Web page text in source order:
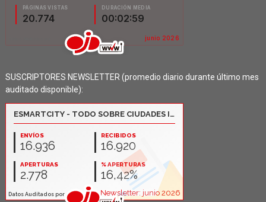
SUSCRIPTORES NEWSLETTER (promedio diario durante último mes
auditado disponible):